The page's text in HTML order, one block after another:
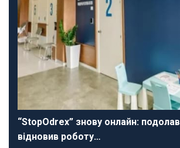
“StopOdrex” знову онлайн:
відновив роботу…